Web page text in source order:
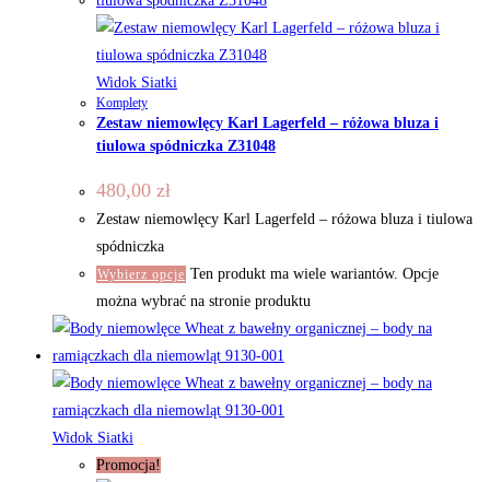
Widok Siatki
Komplety
Zestaw niemowlęcy Karl Lagerfeld – różowa bluza i
tiulowa spódniczka Z31048
480,00 zł
Zestaw niemowlęcy Karl Lagerfeld – różowa bluza i tiulowa
spódniczka
Wybierz opcje Ten produkt ma wiele wariantów. Opcje
można wybrać na stronie produktu
Widok Siatki
Promocja!